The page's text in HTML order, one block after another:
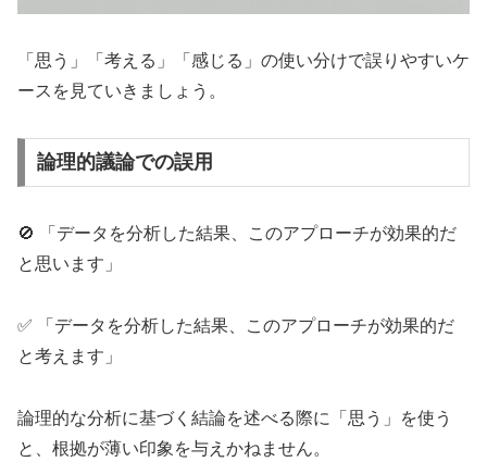
「思う」「考える」「感じる」の使い分けで誤りやすいケ
ースを見ていきましょう。
論理的議論での誤用
🚫 「データを分析した結果、このアプローチが効果的だ
と思います」
✅ 「データを分析した結果、このアプローチが効果的だ
と考えます」
論理的な分析に基づく結論を述べる際に「思う」を使う
と、根拠が薄い印象を与えかねません。